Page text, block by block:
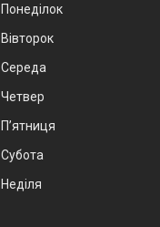
Понеділок
Вівторок
Середа
Четвер
Пʼятниця
Субота
Неділя